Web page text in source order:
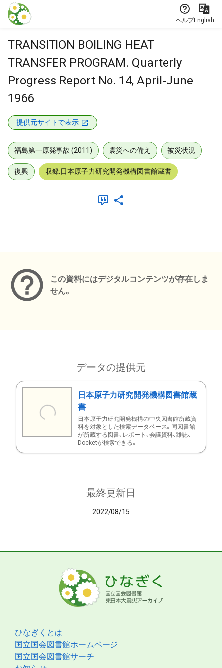
本文に飛ぶ
ヘルプEnglish
TRANSITION BOILING HEAT
TRANSFER PROGRAM. Quarterly
Progress Report No. 14, April-June
1966
提供元サイトで表示
福島第一原発事故 (2011) 震災への備え 被災状況
復興 収録:日本原子力研究開発機構図書館蔵書
この資料にはデジタルコンテンツが存在しま
せん。
データの提供元
日本原子力研究開発機構図書館蔵
書
日本原子力研究開発機構の中央図書館所蔵資
料を対象とした検索データベース。同図書館
が所蔵する図書、レポート、会議資料、雑誌、
Docketが検索できる。
最終更新日
2022/08/15
ひなぎくとは
国立国会図書館ホームページ
国立国会図書館サーチ